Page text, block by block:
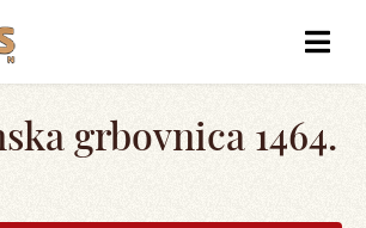
grbovnica 1464.